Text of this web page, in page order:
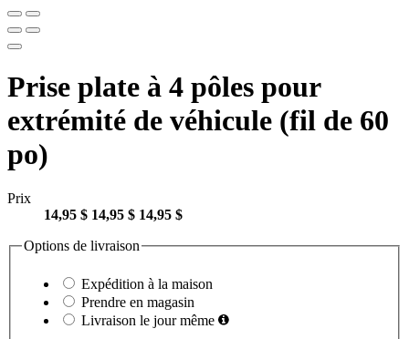
Prise plate à 4 pôles pour
extrémité de véhicule (fil de 60
po)
Prix
14,95 $ 14,95 $ 14,95 $
Options de livraison
Expédition à la maison
Prendre en magasin
Livraison le jour même